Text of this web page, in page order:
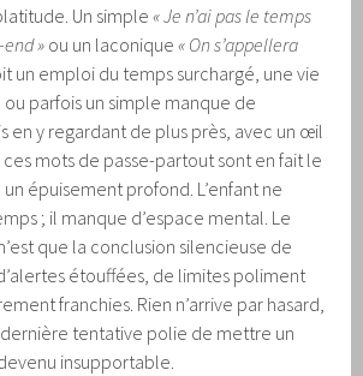
Un simple« Je n’ai pas le temps
» ou un laconique« On s’appellera
un emploi du temps surchargé, une vie
parfois un simple manque de
en y regardant de plus près, avec un œil
ces mots de passe-partout sont en fait le
épuisement profond. L’enfant ne
; il manque d’espace mental. Le
que la conclusion silencieuse de
étouffées, de limites poliment
franchies. Rien n’arrive par hasard,
tentative polie de mettre un
insupportable.